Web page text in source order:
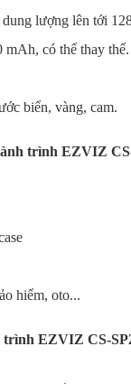
lượng lên tới
có thể thay thế.
biển, vàng, cam.
trình EZVIZ
hiểm, oto...
EZVIZ CS-